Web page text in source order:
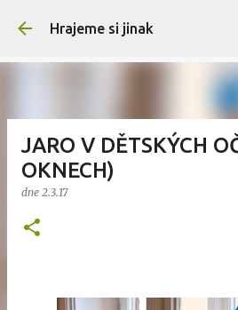
Přeskočit na hlavní
Hrajeme si jinak
JARO V DĚTSKÝCH
OKNECH)
dne 2.3.17